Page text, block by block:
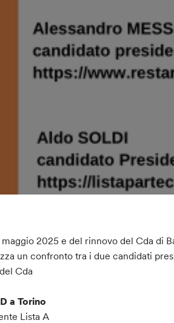
2025 e del rinnovo del Cda di
un confronto tra i due candidati
Cda
a Torino
Lista A